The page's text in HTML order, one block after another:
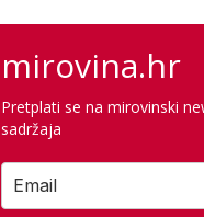
aviona u
mirovina.hr
Pretplati se na mirovinski
sadržaja